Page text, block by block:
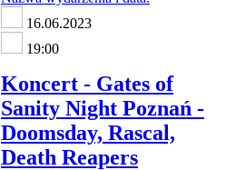
16.06.2023
19:00
Koncert - Gates of
Sanity Night Poznań -
Doomsday, Rascal,
Death Reapers